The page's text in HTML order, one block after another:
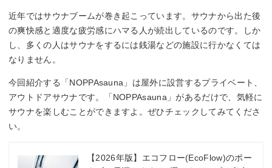
近年ではサウナブームが巻き起こっています。サウナから出た後
の爽快感と適度な疲労感にハマる人が続出しているのです。しか
し、多くの人はサウナをするには銭湯などの施設に行かなくては
なりません。
今回紹介する「NOPPAsauna」は屋外に設営するプライベート、
アウトドアサウナです。「NOPPAsauna」があるだけで、気軽に
サウナを楽しむことができますよ。ぜひチェックしてみてくださ
い。
【2026年版】エコフロー(EcoFlow)のポー